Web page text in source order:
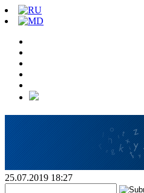
25.07.2019 18:27